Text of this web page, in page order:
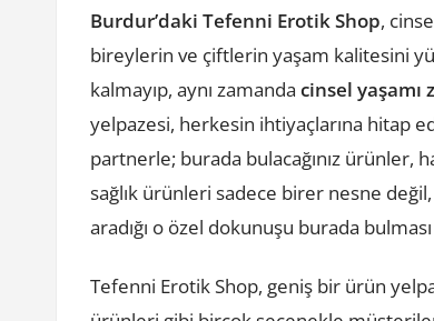
Burdur’daki Tefenni Erotik Shop,
bireylerin ve çiftlerin yaşam kalitesini
kalmayıp, aynı zamandacinsel
yelpazesi, herkesin ihtiyaçlarına hitap
partnerle; burada bulacağınız ürünler,
sağlık ürünleri sadece birer nesne değil,
aradığı o özel dokunuşu burada
Tefenni Erotik Shop, geniş bir ürün